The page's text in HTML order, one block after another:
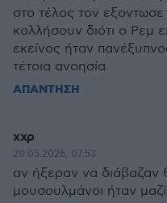
στο τέλος τον
κολλήσουν διότι ο Ρεμ
εκείνος ήταν
τέτοια ανοησία.
ΑΠΑΝΤΗΣΗ
χχρ
20.05.2026, 07:53
αν ήξεραν να διάβαζαν
μουσουλμάνοι ήταν μαζί